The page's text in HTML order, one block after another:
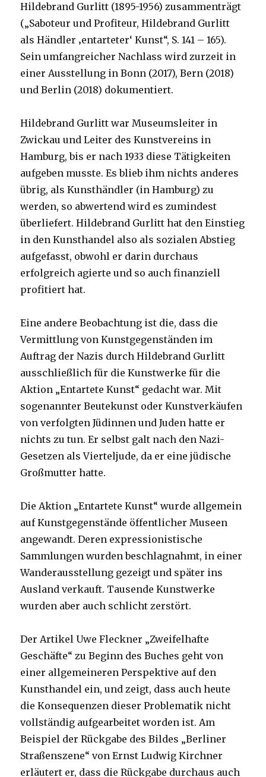
Hildebrand Gurlitt (1895-1956) zusammenträgt
(„Saboteur und Profiteur, Hildebrand Gurlitt
als Händler ‚entarteter‘ Kunst“, S. 141 – 165).
Sein umfangreicher Nachlass wird zurzeit in
einer Ausstellung in Bonn (2017), Bern (2018)
und Berlin (2018) dokumentiert.
Hildebrand Gurlitt war Museumsleiter in
Zwickau und Leiter des Kunstvereins in
Hamburg, bis er nach 1933 diese Tätigkeiten
aufgeben musste. Es blieb ihm nichts anderes
übrig, als Kunsthändler (in Hamburg) zu
werden, so abwertend wird es zumindest
überliefert. Hildebrand Gurlitt hat den Einstieg
in den Kunsthandel also als sozialen Abstieg
aufgefasst, obwohl er darin durchaus
erfolgreich agierte und so auch finanziell
profitiert hat.
Eine andere Beobachtung ist die, dass die
Vermittlung von Kunstgegenständen im
Auftrag der Nazis durch Hildebrand Gurlitt
ausschließlich für die Kunstwerke für die
Aktion „Entartete Kunst“ gedacht war. Mit
sogenannter Beutekunst oder Kunstverkäufen
von verfolgten Jüdinnen und Juden hatte er
nichts zu tun. Er selbst galt nach den Nazi-
Gesetzen als Vierteljude, da er eine jüdische
Großmutter hatte.
Die Aktion „Entartete Kunst“ wurde allgemein
auf Kunstgegenstände öffentlicher Museen
angewandt. Deren expressionistische
Sammlungen wurden beschlagnahmt, in einer
Wanderausstellung gezeigt und später ins
Ausland verkauft. Tausende Kunstwerke
wurden aber auch schlicht zerstört.
Der Artikel Uwe Fleckner „Zweifelhafte
Geschäfte“ zu Beginn des Buches geht von
einer allgemeineren Perspektive auf den
Kunsthandel ein, und zeigt, dass auch heute
die Konsequenzen dieser Problematik nicht
vollständig aufgearbeitet worden ist. Am
Beispiel der Rückgabe des Bildes „Berliner
Straßenszene“ von Ernst Ludwig Kirchner
erläutert er, dass die Rückgabe durchaus auch